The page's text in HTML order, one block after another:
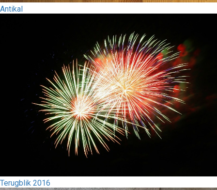
Antikal
Terugblik 2016